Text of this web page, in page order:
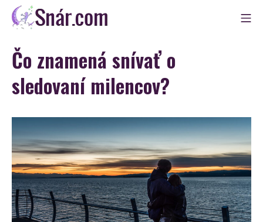
Skip
Snár
Čo znamená snívať o
sledovaní milencov?